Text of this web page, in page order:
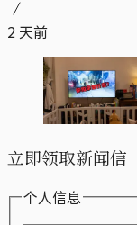
2 天前
立即领取新闻信
个人信息